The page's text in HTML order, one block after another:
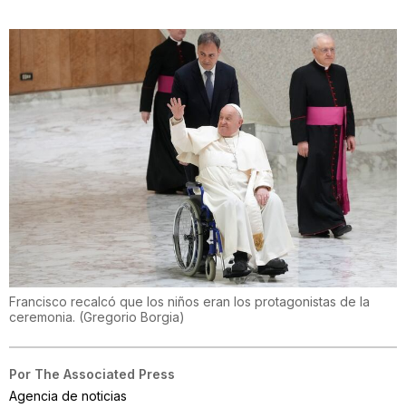
Francisco recalcó que los niños eran los protagonistas de la
ceremonia. (Gregorio Borgia)
Por The Associated Press
Agencia de noticias